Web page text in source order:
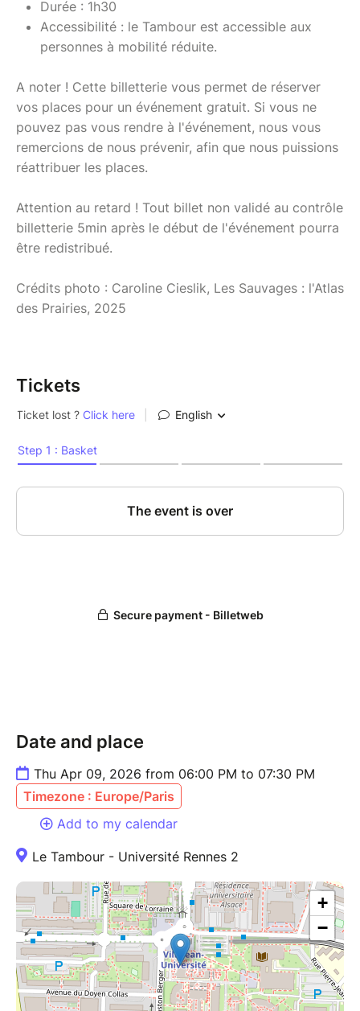
Durée : 1h30
Accessibilité : le Tambour est accessible aux
personnes à mobilité réduite.
A noter ! Cette billetterie vous permet de réserver
vos places pour un événement gratuit. Si vous ne
pouvez pas vous rendre à l'événement, nous vous
remercions de nous prévenir, afin que nous puissions
réattribuer les places.
Attention au retard ! Tout billet non validé au contrôle
billetterie 5min après le début de l'événement pourra
être redistribué.
Crédits photo : Caroline Cieslik, Les Sauvages : l'Atlas
des Prairies, 2025
Tickets
Date and place
Thu Apr 09, 2026 from 06:00 PM to 07:30 PM
Timezone : Europe/Paris
Add to my calendar
Le Tambour - Université Rennes 2
+
−